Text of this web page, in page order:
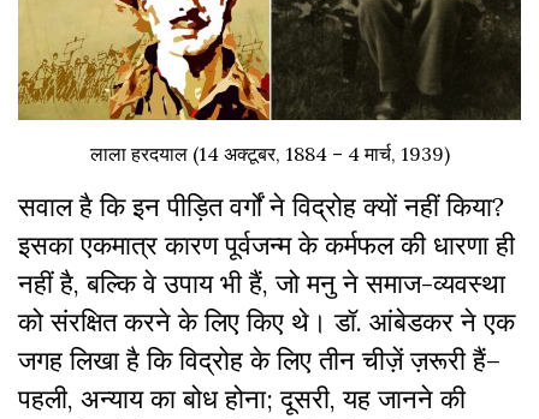
लाला हरदयाल (14 अक्टूबर, 1884 – 4 मार्च, 1939)
सवाल है कि इन पीड़ित वर्गों ने विद्रोह क्यों नहीं किया?
इसका एकमात्र कारण पूर्वजन्म के कर्मफल की धारणा ही
नहीं है, बल्कि वे उपाय भी हैं, जो मनु ने समाज-व्यवस्था
को संरक्षित करने के लिए किए थे। डॉ. आंबेडकर ने एक
जगह लिखा है कि विद्रोह के लिए तीन चीज़ें ज़रूरी हैं–
पहली, अन्याय का बोध होना; दूसरी, यह जानने की